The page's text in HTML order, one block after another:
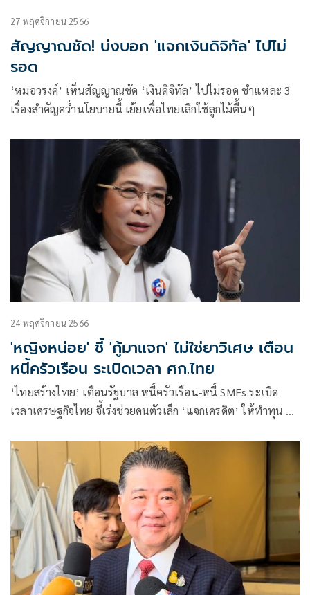
27 พฤศจิกายน 2566
สัญญาณชัด! บ่งบอก 'แจกเงินดิจิทัล' ไปไม่
รอด
‘หมอวรงค์’ เห็นสัญญาณชัด ‘เงินดิจิทัล’ ไปไม่รอด ชำแหละ 3
เรื่องสำคัญคว่ำนโยบายนี้ เย้ยเพื่อไทยเลิกใช้ลูกไม้ตื้นๆ
24 พฤศจิกายน 2566
'หญิงหน่อย' ชี้ 'กู้มาแจก' ไม่ใช่ยาวิเศษ เตือน
หนี้ครัวเรือน ระเบิดเวลา ศก.ไทย
‘ไทยสร้างไทย’ เตือนรัฐบาล หนี้ครัวเรือน-หนี้ SMEs ระเบิด
เวลาเศรษฐกิจไทย จี้เร่งช่วยคนตัวเล็ก ‘แจกเครดิต’ ให้ทำทุน ชี้
น้อย